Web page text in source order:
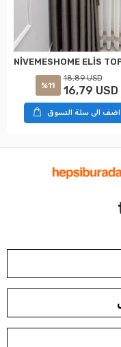
%11
18,89 USD
16,79 USD
اضف الى سلة التسوق